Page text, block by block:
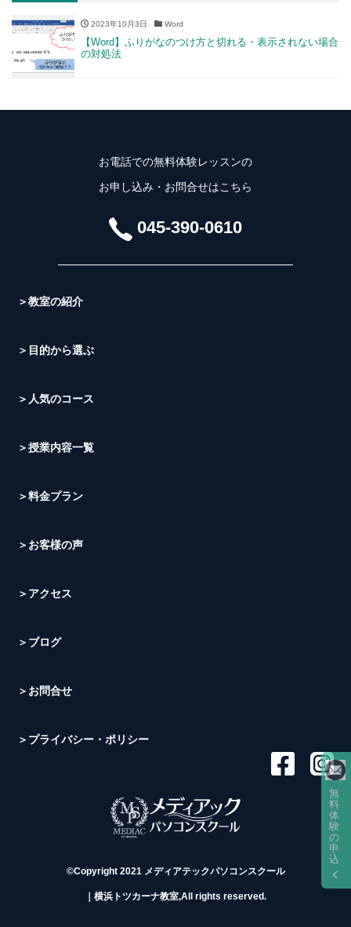
2023年10月3日 Word
【Word】ふりがなのつけ方と切れる・表示されない場合
の対処法
お電話での無料体験レッスンの
お申し込み・お問合せはこちら
045-390-0610
＞教室の紹介
＞目的から選ぶ
＞人気のコース
＞授業内容一覧
＞料金プラン
＞お客様の声
＞アクセス
＞ブログ
＞お問合せ
＞プライバシー・ポリシー
©Copyright 2021 メディアテックパソコンスクール
｜横浜トツカーナ教室,All rights reserved.
無
料
体
験
の
申
込